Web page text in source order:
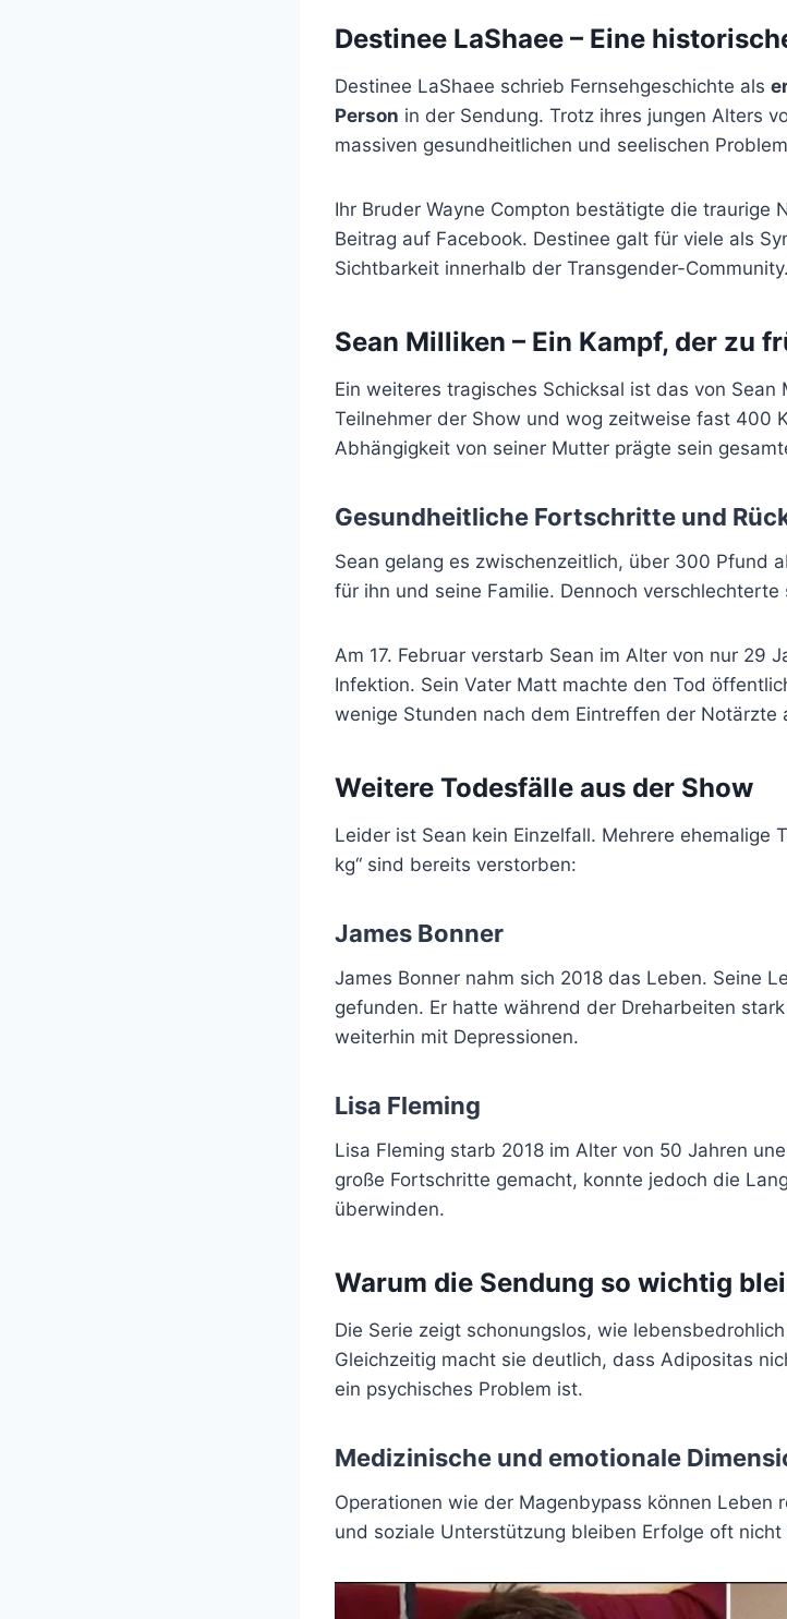
Destinee LaShaee – Eine
Destinee LaShaee schrieb Fernsehgeschichte als
Person in der Sendung. Trotz ihres jungen Alters
massiven gesundheitlichen und seelischen
Ihr Bruder Wayne Compton bestätigte die traurige
Beitrag auf Facebook. Destinee galt für viele als
Sichtbarkeit innerhalb der Transgender-Community.
Sean Milliken – Ein Kampf, der zu
Ein weiteres tragisches Schicksal ist das von
Teilnehmer der Show und wog zeitweise fast 400
Abhängigkeit von seiner Mutter prägte sein
Gesundheitliche Fortschritte und
Sean gelang es zwischenzeitlich, über 300 Pfund
für ihn und seine Familie. Dennoch
Am 17. Februar verstarb Sean im Alter von nur 29
Infektion. Sein Vater Matt machte den Tod
wenige Stunden nach dem Eintreffen der Notärzte
Weitere Todesfälle aus der Show
Leider ist Sean kein Einzelfall. Mehrere ehemalige
kg“ sind bereits verstorben:
James Bonner
James Bonner nahm sich 2018 das Leben. Seine
gefunden. Er hatte während der Dreharbeiten
weiterhin mit Depressionen.
Lisa Fleming
Lisa Fleming starb 2018 im Alter von 50 Jahren
große Fortschritte gemacht, konnte jedoch die
überwinden.
Warum die Sendung so wichtig
Die Serie zeigt schonungslos, wie
Gleichzeitig macht sie deutlich, dass Adipositas
ein psychisches Problem ist.
Medizinische und emotionale
Operationen wie der Magenbypass können Leben
und soziale Unterstützung bleiben Erfolge oft